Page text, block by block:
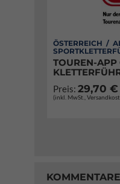
ÖSTERREICH /
TOUREN-APP
Preis: 29,70 €
(inkl. MwSt.,
KOMMENTARE